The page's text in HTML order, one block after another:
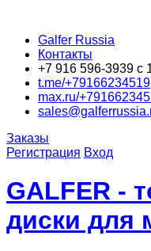
Galfer Russia
Контакты
+7 916 596-3939 с
t.me/+79166234519
max.ru/
Заказы
Регистрация Вход
GALFER -
диски для